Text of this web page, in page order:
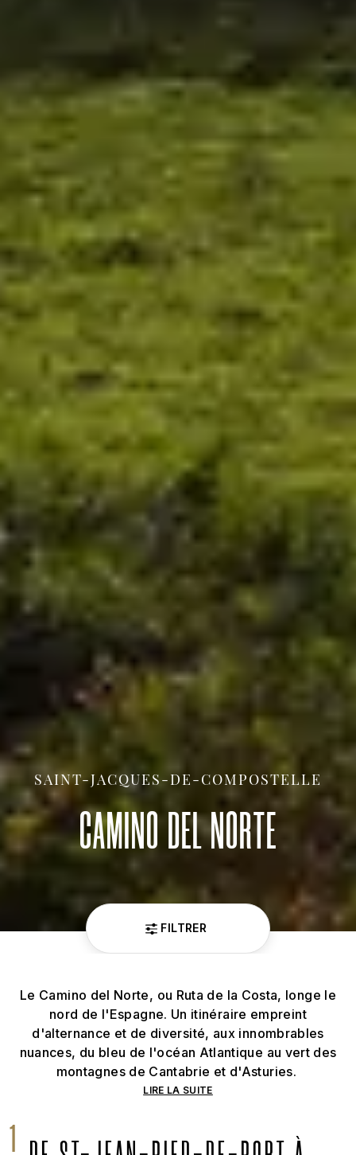
SAINT-JACQUES-DE-COMPOSTELLE
CAMINO DEL NORTE
FILTRER
Le Camino del Norte, ou Ruta de la Costa, longe le
nord de l'Espagne. Un itinéraire empreint
d'alternance et de diversité, aux innombrables
nuances, du bleu de l'océan Atlantique au vert des
montagnes de Cantabrie et d'Asturies.
LIRE LA SUITE